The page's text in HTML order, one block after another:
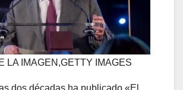
LA IMAGEN,GETTY IMAGES